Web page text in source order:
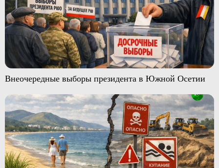
Внеочередные выборы президента в Южной Осетии